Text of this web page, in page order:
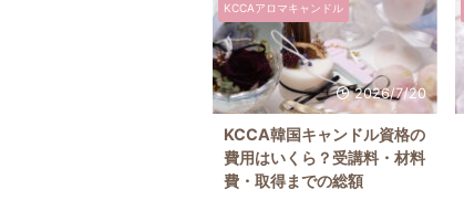
KCCAアロマキャンドル
2026/7/20
KCCA韓国キャンドル資格の
費用はいくら？受講料・材料
費・取得までの総額